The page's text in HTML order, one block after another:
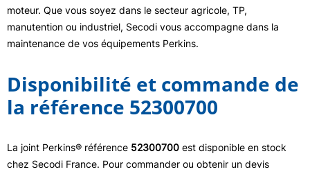
moteur. Que vous soyez dans le secteur agricole, TP,
manutention ou industriel, Secodi vous accompagne dans la
maintenance de vos équipements Perkins.
Disponibilité et commande de
la référence 52300700
La joint Perkins® référence 52300700 est disponible en stock
chez Secodi France. Pour commander ou obtenir un devis